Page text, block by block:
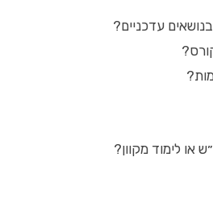
עדכניים?
או לימוד מקוון?